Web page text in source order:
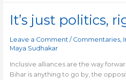
It’s just politics,
Leave a Comment / Commentaries,
Maya Sudhakar
Inclusive alliances are the way
Bihar is anything to go by, the
It’s
just
politics,
right?